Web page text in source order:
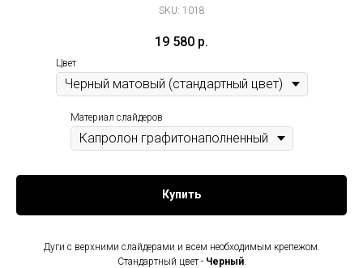
SKU: 1018
19 580 р.
Цвет
Материал слайдеров
Купить
Дуги с верхними слайдерами и всем необходимым крепежом.
Стандартный цвет - Черный.